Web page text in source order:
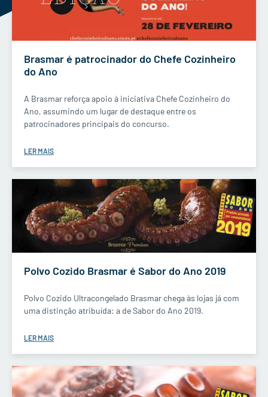
Brasmar é patrocinador do Chefe Cozinheiro
do Ano
A Brasmar reforça apoio à iniciativa Chefe Cozinheiro do
Ano, assumindo um lugar de destaque entre os
patrocinadores principais do concurso.
LER MAIS
Polvo Cozido Brasmar é Sabor do Ano 2019
Polvo Cozido Ultracongelado Brasmar chega às lojas já com
uma distinção atribuída: a de Sabor do Ano 2019.
LER MAIS